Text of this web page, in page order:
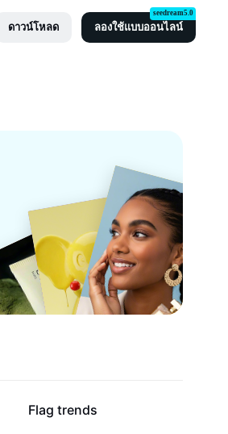
ดาวน์โหลด ลองใช้แบบออนไลน์
seedream5.0
44.8K
Flag trends